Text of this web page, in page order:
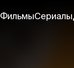
ФильмыСериалы